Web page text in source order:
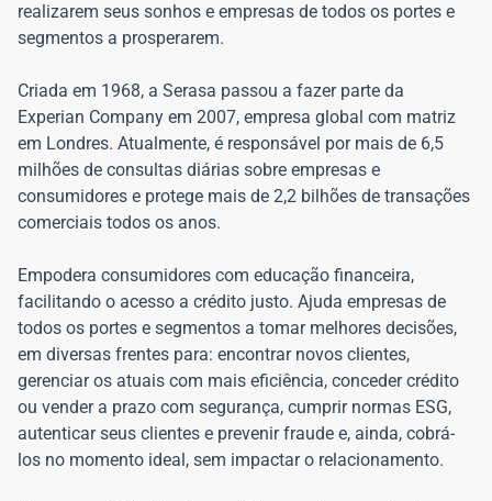
realizarem seus sonhos e empresas de todos os portes e
segmentos a prosperarem.
Criada em 1968, a Serasa passou a fazer parte da
Experian Company em 2007, empresa global com matriz
em Londres. Atualmente, é responsável por mais de 6,5
milhões de consultas diárias sobre empresas e
consumidores e protege mais de 2,2 bilhões de transações
comerciais todos os anos.
Empodera consumidores com educação financeira,
facilitando o acesso a crédito justo. Ajuda empresas de
todos os portes e segmentos a tomar melhores decisões,
em diversas frentes para: encontrar novos clientes,
gerenciar os atuais com mais eficiência, conceder crédito
ou vender a prazo com segurança, cumprir normas ESG,
autenticar seus clientes e prevenir fraude e, ainda, cobrá-
los no momento ideal, sem impactar o relacionamento.